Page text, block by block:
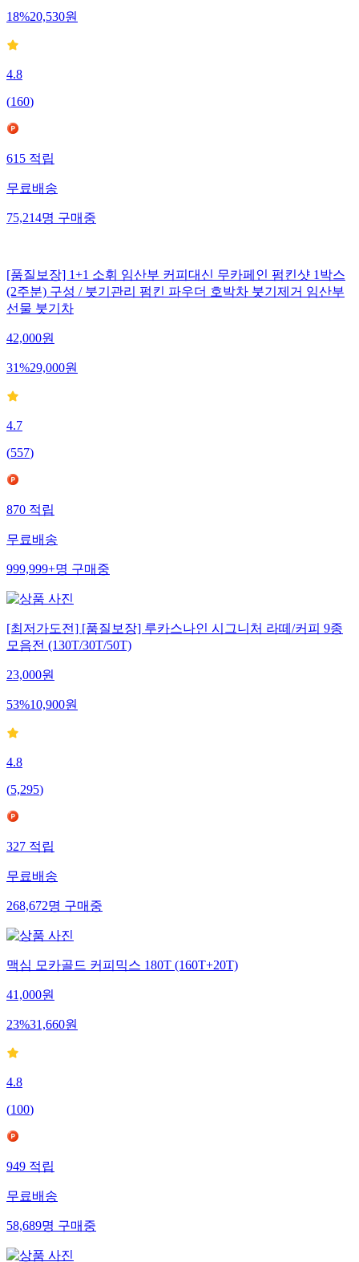
18%20,530원
4.8
(160)
615적립
무료배송
75,214명구매중
[품질보장] 1+1 소휘 임산부 커피대신 무카페인 펌킨샷 1박스
(2주분) 구성 / 붓기관리 펌킨 파우더 호박차 붓기제거 임산부
선물 붓기차
42,000원
31%29,000원
4.7
(557)
870적립
무료배송
999,999+명구매중
[최저가도전] [품질보장] 루카스나인 시그니처 라떼/커피 9종
모음전 (130T/30T/50T)
23,000원
53%10,900원
4.8
(5,295)
327적립
무료배송
268,672명구매중
맥심 모카골드 커피믹스 180T (160T+20T)
41,000원
23%31,660원
4.8
(100)
949적립
무료배송
58,689명구매중